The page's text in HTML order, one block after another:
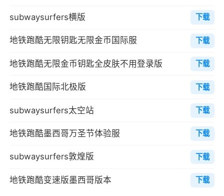
好，但及时躲避障碍物顺利进行游戏才是最重要
的。当游戏角色穿过金币时，金币就会自动收
集，游戏道具、道具升级以及新角色都需要金币
进行购买。
地铁跑酷社交功能：
地铁跑酷作为一款出色的跑酷游戏，社交功
能当然必不可少，玩家可以邀请好友一起进行游
戏，并和他们一较高下，也可以帮助好友赚取更
多金币。开通Facebook账号，在游戏主界面点
绩，根据积分显示看看自己到底处于什么水平
subwaysurfers横版 下载
地铁跑酷无限钥匙无限金币国际服 下载
地铁跑酷无限金币钥匙全皮肤不用登录版 下载
地铁跑酷国际北极版 下载
subwaysurfers太空站 下载
地铁跑酷墨西哥万圣节体验服 下载
subwaysurfers敦煌版 下载
地铁跑酷变速版墨西哥版本 下载